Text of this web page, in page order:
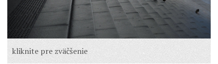
kliknite pre zväčšenie